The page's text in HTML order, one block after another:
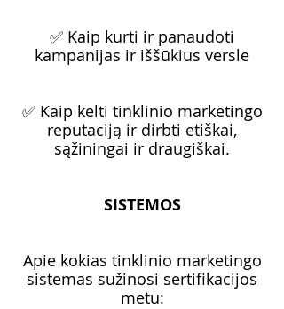
✅ Kaip kurti ir panaudoti
kampanijas ir iššūkius versle
✅ Kaip kelti tinklinio marketingo
reputaciją ir dirbti etiškai,
sąžiningai ir draugiškai.
SISTEMOS
Apie kokias tinklinio marketingo
sistemas sužinosi sertifikacijos
metu: